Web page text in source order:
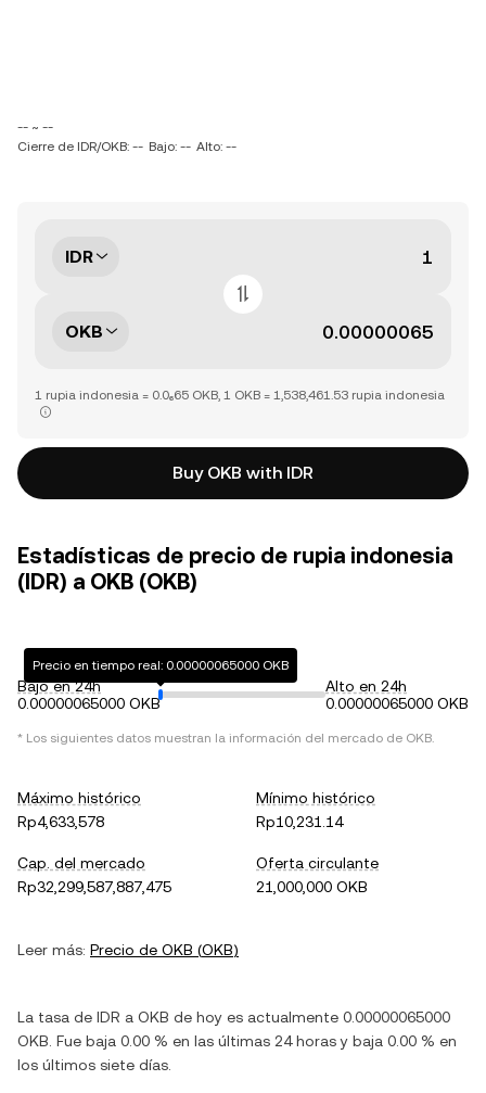
-- ~ --
Cierre de IDR/OKB: -- Bajo: -- Alto: --
IDR
OKB
1 rupia indonesia = 0.0₆65 OKB, 1 OKB = 1,538,461.53 rupia indonesia
Buy OKB with IDR
Estadísticas de precio de rupia indonesia
(IDR) a OKB (OKB)
Bajo en 24h
0.00000065000 OKB
Precio en tiempo real: 0.00000065000 OKB
Alto en 24h
0.00000065000 OKB
* Los siguientes datos muestran la información del mercado de OKB.
Máximo histórico
Rp4,633,578
Mínimo histórico
Rp10,231.14
Cap. del mercado
Rp32,299,587,887,475
Oferta circulante
21,000,000 OKB
Leer más: Precio de OKB (OKB)
La tasa de IDR a OKB de hoy es actualmente 0.00000065000
OKB . Fue baja 0.00 % en las últimas 24 horas y baja 0.00 % en
los últimos siete días.